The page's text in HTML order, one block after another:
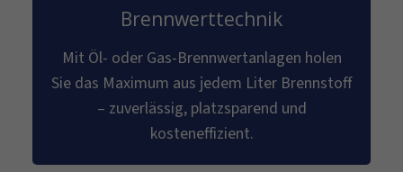
Brennwerttechnik
Mit Öl- oder Gas-Brennwertanlagen holen
Sie das Maximum aus jedem Liter Brennstoff
– zuverlässig, platzsparend und
kosteneffizient.